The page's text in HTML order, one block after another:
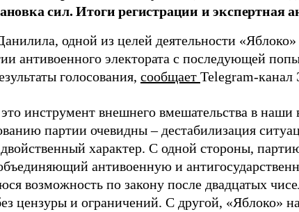
сил. Итоги регистрации и экспертная
одной из целей деятельности «Яблоко»
антивоенного электората с последующей
голосования, сообщает Telegram-
инструмент внешнего вмешательства в
партии очевидны – дестабилизация
характер. С одной стороны,
антивоенную и
возможность по закону после двадцатых
цензуры и ограничений. С другой, «Яблоко»